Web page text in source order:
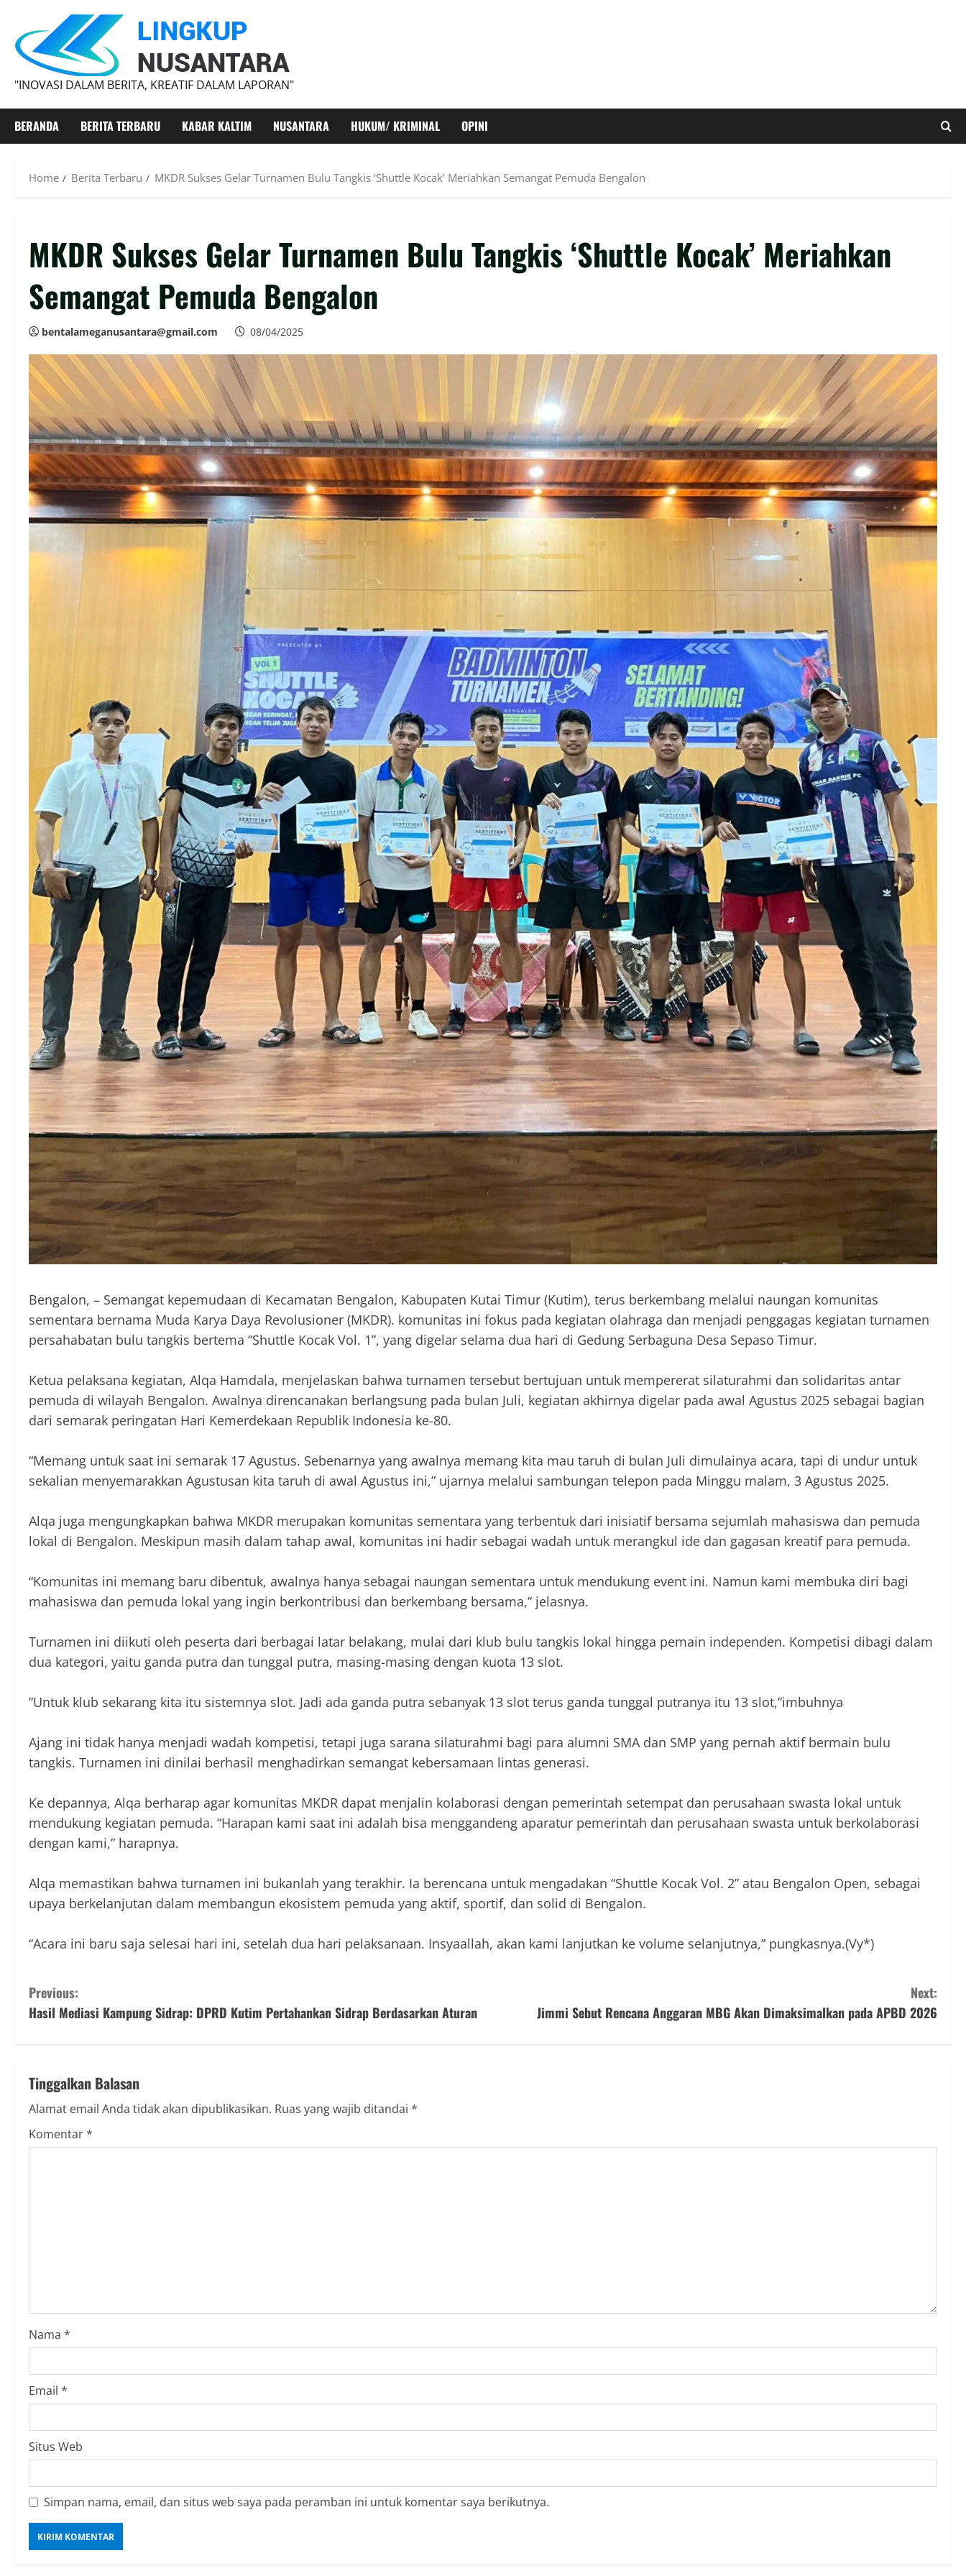
"INOVASI DALAM BERITA, KREATIF DALAM LAPORAN"
BERANDA BERITA TERBARU KABAR KALTIM NUSANTARA HUKUM/ KRIMINAL OPINI
Home Berita Terbaru ‎MKDR Sukses Gelar Turnamen Bulu Tangkis ‘Shuttle Kocak’ Meriahkan Semangat Pemuda Bengalon
‎MKDR Sukses Gelar Turnamen Bulu Tangkis ‘Shuttle Kocak’ Meriahkan
Semangat Pemuda Bengalon
bentalameganusantara@gmail.com 08/04/2025
Bengalon, – Semangat kepemudaan di Kecamatan Bengalon, Kabupaten Kutai Timur (Kutim), terus berkembang melalui naungan komunitas
sementara bernama Muda Karya Daya Revolusioner (MKDR). komunitas ini fokus pada kegiatan olahraga dan menjadi penggagas kegiatan turnamen
persahabatan bulu tangkis bertema “Shuttle Kocak Vol. 1”, yang digelar selama dua hari di Gedung Serbaguna Desa Sepaso Timur.
‎Ketua pelaksana kegiatan, Alqa Hamdala, menjelaskan bahwa turnamen tersebut bertujuan untuk mempererat silaturahmi dan solidaritas antar
pemuda di wilayah Bengalon. Awalnya direncanakan berlangsung pada bulan Juli, kegiatan akhirnya digelar pada awal Agustus 2025 sebagai bagian
dari semarak peringatan Hari Kemerdekaan Republik Indonesia ke-80.
‎“Memang untuk saat ini semarak 17 Agustus. Sebenarnya yang awalnya memang kita mau taruh di bulan Juli dimulainya acara, tapi di undur untuk
sekalian menyemarakkan Agustusan kita taruh di awal Agustus ini,” ujarnya melalui sambungan telepon pada Minggu malam, 3 Agustus 2025.
‎Alqa juga mengungkapkan bahwa MKDR merupakan komunitas sementara yang terbentuk dari inisiatif bersama sejumlah mahasiswa dan pemuda
lokal di Bengalon. Meskipun masih dalam tahap awal, komunitas ini hadir sebagai wadah untuk merangkul ide dan gagasan kreatif para pemuda.
‎“Komunitas ini memang baru dibentuk, awalnya hanya sebagai naungan sementara untuk mendukung event ini. Namun kami membuka diri bagi
mahasiswa dan pemuda lokal yang ingin berkontribusi dan berkembang bersama,” jelasnya.
‎Turnamen ini diikuti oleh peserta dari berbagai latar belakang, mulai dari klub bulu tangkis lokal hingga pemain independen. Kompetisi dibagi dalam
dua kategori, yaitu ganda putra dan tunggal putra, masing-masing dengan kuota 13 slot.
‎”Untuk klub sekarang kita itu sistemnya slot. Jadi ada ganda putra sebanyak 13 slot terus ganda tunggal putranya itu 13 slot,”imbuhnya
‎Ajang ini tidak hanya menjadi wadah kompetisi, tetapi juga sarana silaturahmi bagi para alumni SMA dan SMP yang pernah aktif bermain bulu
tangkis. Turnamen ini dinilai berhasil menghadirkan semangat kebersamaan lintas generasi.
‎Ke depannya, Alqa berharap agar komunitas MKDR dapat menjalin kolaborasi dengan pemerintah setempat dan perusahaan swasta lokal untuk
mendukung kegiatan pemuda. “Harapan kami saat ini adalah bisa menggandeng aparatur pemerintah dan perusahaan swasta untuk berkolaborasi
dengan kami,” harapnya.
‎Alqa memastikan bahwa turnamen ini bukanlah yang terakhir. Ia berencana untuk mengadakan “Shuttle Kocak Vol. 2” atau Bengalon Open, sebagai
upaya berkelanjutan dalam membangun ekosistem pemuda yang aktif, sportif, dan solid di Bengalon.
‎“Acara ini baru saja selesai hari ini, setelah dua hari pelaksanaan. Insyaallah, akan kami lanjutkan ke volume selanjutnya,” pungkasnya.(Vy*)
Previous:
‎Hasil Mediasi Kampung Sidrap: DPRD Kutim Pertahankan Sidrap Berdasarkan Aturan
Next:
Jimmi Sebut Rencana Anggaran MBG Akan Dimaksimalkan pada APBD 2026
Tinggalkan Balasan
Alamat email Anda tidak akan dipublikasikan. Ruas yang wajib ditandai *
Komentar*
Nama *
Email *
Situs Web
Simpan nama, email, dan situs web saya pada peramban ini untuk komentar saya berikutnya.